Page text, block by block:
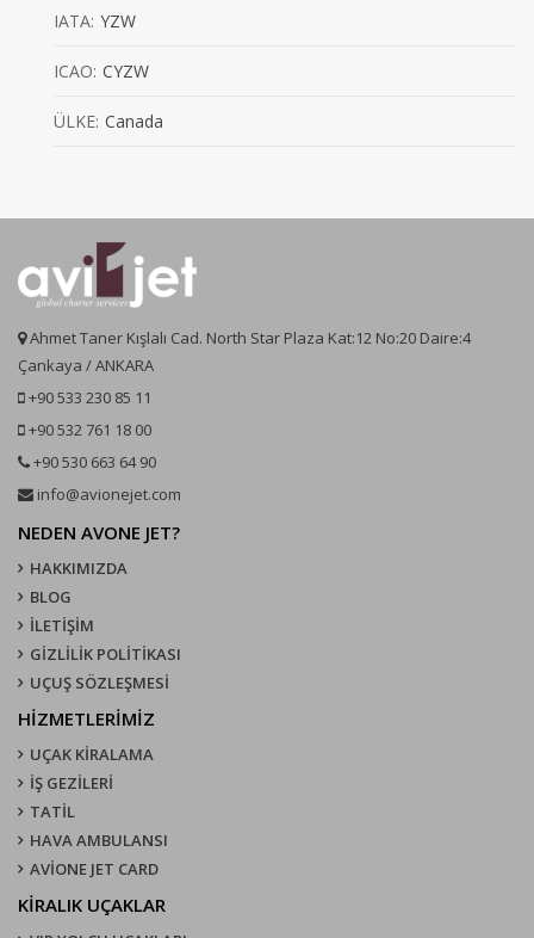
IATA: YZW
ICAO: CYZW
ÜLKE: Canada
Ahmet Taner Kışlalı Cad. North Star Plaza Kat:12 No:20 Daire:4
Çankaya / ANKARA
+90 533 230 85 11
+90 532 761 18 00
+90 530 663 64 90
info@avionejet.com
NEDEN AVONE JET?
HAKKIMIZDA
BLOG
İLETİŞİM
GİZLİLİK POLİTİKASI
UÇUŞ SÖZLEŞMESI
HİZMETLERİMİZ
UÇAK KIRALAMA
İŞ GEZİLERİ
TATİL
HAVA AMBULANSI
AVİONE JET CARD
KIRALIK UÇAKLAR